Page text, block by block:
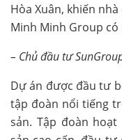
Hòa Xuân, khiến
Minh Minh Group
– Chủ đầu tư
Dự án được đầu tư
tập đoàn nổi tiếng
sản. Tập đoàn